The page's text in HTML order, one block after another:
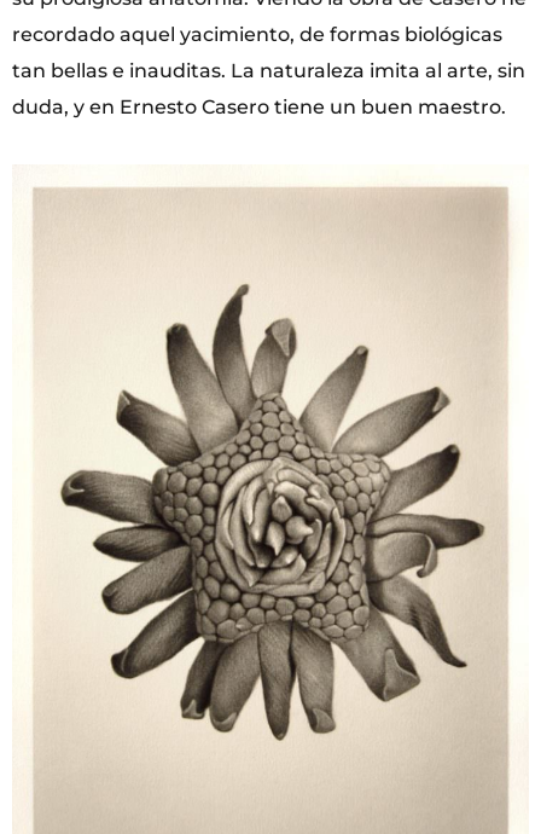
recordado aquel yacimiento, de formas biológicas
tan bellas e inauditas. La naturaleza imita al arte, sin
duda, y en Ernesto Casero tiene un buen maestro.